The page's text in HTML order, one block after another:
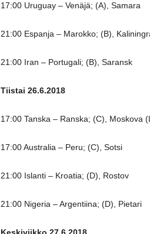
17:00 Uruguay – Venäjä; (A), Samara
21:00 Espanja – Marokko; (B),
21:00 Iran – Portugali; (B), Saransk
Tiistai 26.6.2018
17:00 Tanska – Ranska; (C), Moskova
17:00 Australia – Peru; (C), Sotsi
21:00 Islanti – Kroatia; (D), Rostov
21:00 Nigeria – Argentiina; (D), Pietari